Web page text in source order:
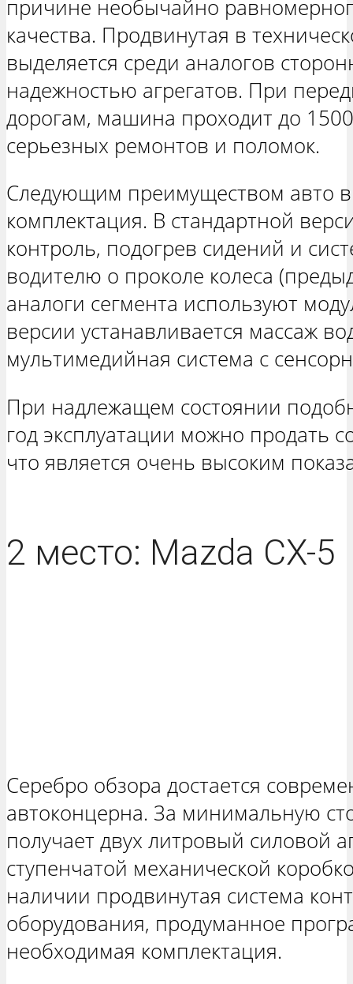
причине необычайно
качества. Продвинутая в
выделяется среди аналогов
надежностью агрегатов. При
дорогам, машина проходит до
серьезных ремонтов и поломок.
Следующим преимуществом авто
комплектация. В стандартной
контроль, подогрев сидений и
водителю о проколе колеса
аналоги сегмента используют
версии устанавливается массаж
мультимедийная система с
При надлежащем состоянии
год эксплуатации можно продать
что является очень высоким
2 место: Mazda CX-5
Серебро обзора достается
автоконцерна. За минимальную
получает двух литровый силовой
ступенчатой механической
наличии продвинутая система
оборудования, продуманное
необходимая комплектация.